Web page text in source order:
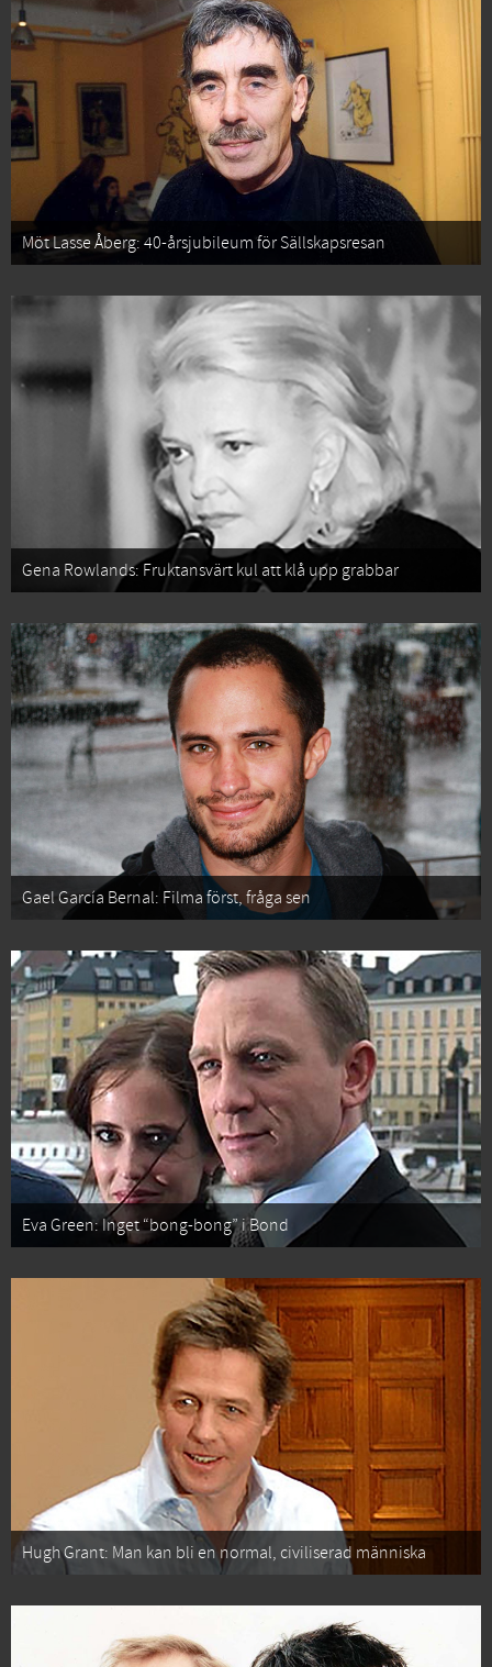
Möt Lasse Åberg: 40-årsjubileum för Sällskapsresan
Gena Rowlands: Fruktansvärt kul att klå upp grabbar
Gael García Bernal: Filma först, fråga sen
Eva Green: Inget “bong-bong” i Bond
Hugh Grant: Man kan bli en normal, civiliserad människa